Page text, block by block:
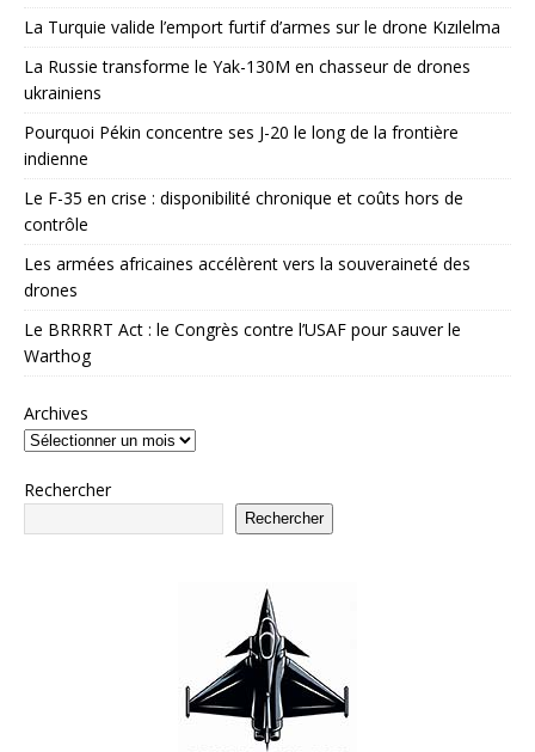
La Turquie valide l’emport furtif d’armes sur le drone Kızılelma
La Russie transforme le Yak-130M en chasseur de drones
ukrainiens
Pourquoi Pékin concentre ses J-20 le long de la frontière
indienne
Le F-35 en crise : disponibilité chronique et coûts hors de
contrôle
Les armées africaines accélèrent vers la souveraineté des
drones
Le BRRRRT Act : le Congrès contre l’USAF pour sauver le
Warthog
Archives
Rechercher
Rechercher